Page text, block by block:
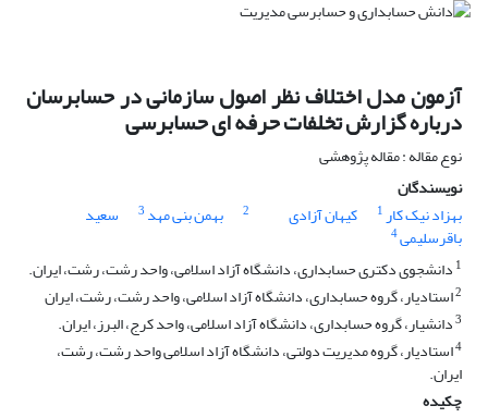
آزمون مدل اختلاف نظر اصول سازمانی در حسابرسان
درباره گزارش تخلفات حرفه ای حسابرسی
نوع مقاله : مقاله پژوهشی
نویسندگان
بهزاد نیک کار1 کیهان آزادی 2 بهمن بنی مهد 3 سعید
باقرسلیمی4
1 دانشجوی دکتری حسابداری، دانشگاه آزاد اسلامی، واحد رشت، رشت، ایران.
2استادیار، گروه حسابداری، دانشگاه آزاد اسلامی، واحد رشت، رشت، ایران
3دانشیار، گروه حسابداری، دانشگاه آزاد اسلامی، واحد کرج، البرز، ایران.
4استادیار، گروه ﻣﺪﯾﺮﯾﺖ دوﻟﺘﯽ، داﻧﺸﮕﺎه آزاد اﺳﻼﻣﯽ واﺣﺪ رﺷﺖ، رشت،
ایران.
چکیده